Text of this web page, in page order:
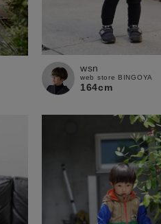
wsn
web store BINGOYA
164cm